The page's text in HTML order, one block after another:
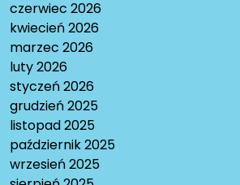
czerwiec 2026
kwiecień 2026
marzec 2026
luty 2026
styczeń 2026
grudzień 2025
listopad 2025
październik 2025
wrzesień 2025